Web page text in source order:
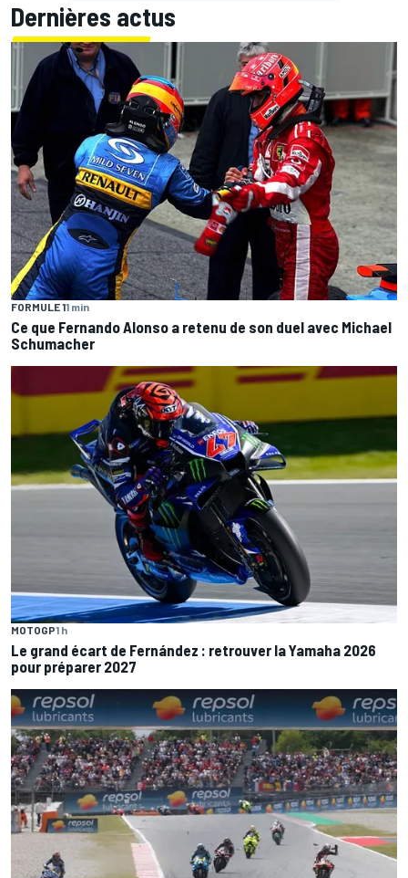
Dernières actus
FORMULE 11 min
Ce que Fernando Alonso a retenu de son duel avec Michael
Schumacher
MOTOGP1 h
Le grand écart de Fernández : retrouver la Yamaha 2026
pour préparer 2027